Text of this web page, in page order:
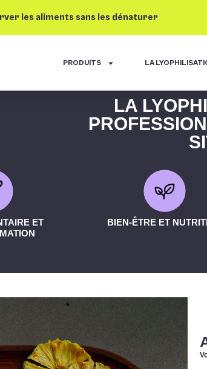
les aliments sans les dénaturer
PRODUITS LA
LA
ET
BIEN-ÊTRE ET